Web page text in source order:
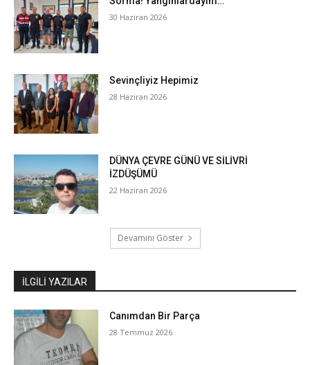
30 Haziran 2026
Sevinçliyiz Hepimiz
28 Haziran 2026
DÜNYA ÇEVRE GÜNÜ VE SİLİVRİ
İZDÜŞÜMÜ
22 Haziran 2026
Devamını Göster
İLGILI YAZILAR
Canımdan Bir Parça
28 Temmuz 2026